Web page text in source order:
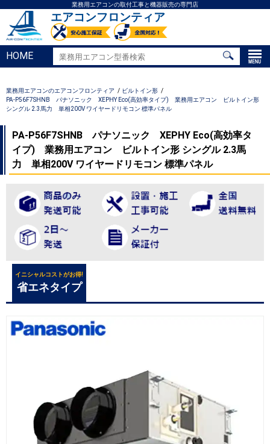
業務用エアコンの取付工事と機器販売の専門店
エアコンフロンティア
HOME
業務用エアコンのエアコンフロンティア
ビルトイン形
PA-P56F7SHNB パナソニック XEPHY Eco(高効率タイプ) 業務用エアコン ビルトイン形
シングル 2.3馬力 単相200V ワイヤードリモコン 標準パネル
PA-P56F7SHNB パナソニック XEPHY Eco(高効率タ
イプ) 業務用エアコン ビルトイン形 シングル 2.3馬
力 単相200V ワイヤードリモコン 標準パネル
イニシャルコストがお得!
省エネタイプ